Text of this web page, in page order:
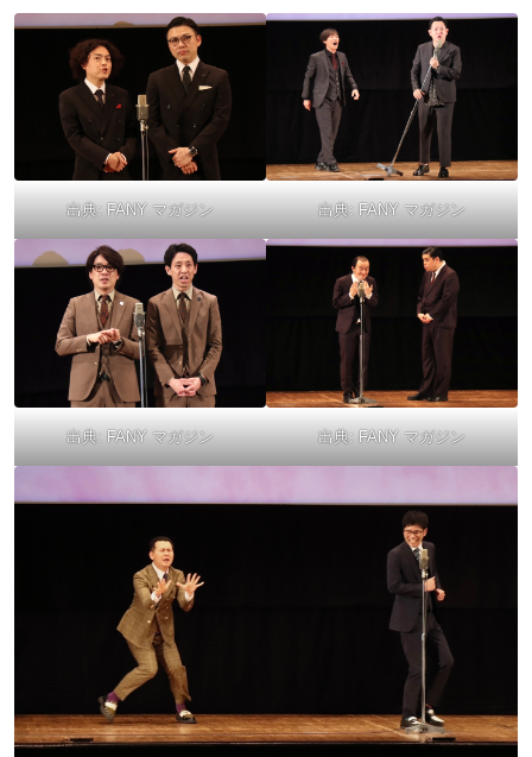
出典: FANY マガジン 出典: FANY マガジン
出典: FANY マガジン 出典: FANY マガジン